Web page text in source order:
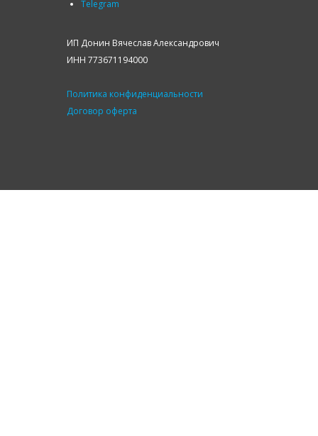
ИП Донин Вячеслав Александрович
ИНН 773671194000
Политика конфиденциальности
Договор оферта
Telegram